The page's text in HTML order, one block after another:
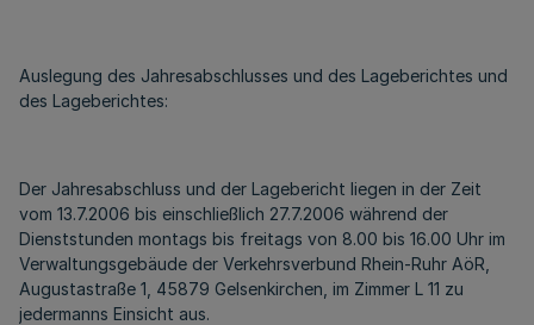
Auslegung des Jahresabschlusses und des Lageberichtes und
des Lageberichtes:
Der Jahresabschluss und der Lagebericht liegen in der Zeit
vom 13.7.2006 bis einschließlich 27.7.2006 während der
Dienststunden montags bis freitags von 8.00 bis 16.00 Uhr im
Verwaltungsgebäude der Verkehrsverbund Rhein-Ruhr AöR,
Augustastraße 1, 45879 Gelsenkirchen, im Zimmer L 11 zu
jedermanns Einsicht aus.